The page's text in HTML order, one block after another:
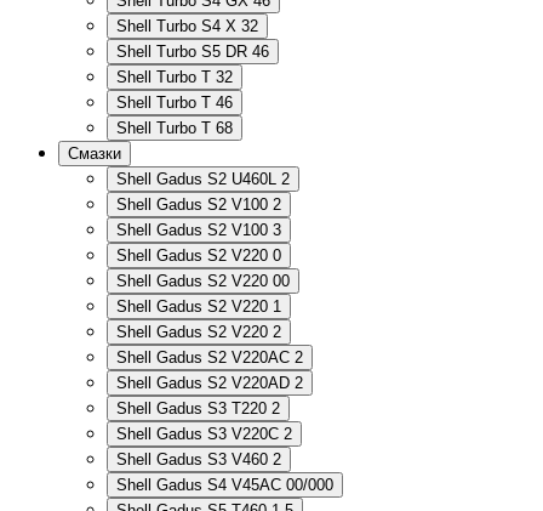
Shell Turbo S4 X 32
Shell Turbo S5 DR 46
Shell Turbo T 32
Shell Turbo T 46
Shell Turbo T 68
Смазки
Shell Gadus S2 U460L 2
Shell Gadus S2 V100 2
Shell Gadus S2 V100 3
Shell Gadus S2 V220 0
Shell Gadus S2 V220 00
Shell Gadus S2 V220 1
Shell Gadus S2 V220 2
Shell Gadus S2 V220AC 2
Shell Gadus S2 V220AD 2
Shell Gadus S3 T220 2
Shell Gadus S3 V220C 2
Shell Gadus S3 V460 2
Shell Gadus S4 V45AC 00/000